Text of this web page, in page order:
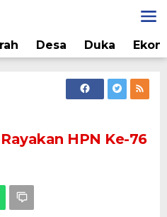
Desa Duka
HPN Ke-76